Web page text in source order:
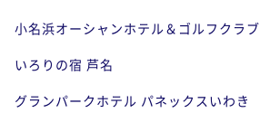
小名浜オーシャンホテル＆ゴルフクラブ
いろりの宿 芦名
グランパークホテル パネックスいわき